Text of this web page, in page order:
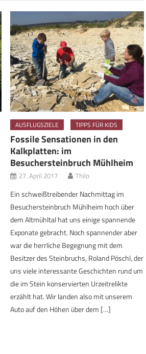
AUSFLUGSZIELE TIPPS FÜR KIDS
Fossile Sensationen in den
Kalkplatten: im
Besuchersteinbruch Mühlheim
27. April 2017 Thilo
Ein schweißtreibender Nachmittag im
Besuchersteinbruch Mühlheim hoch über
dem Altmühltal hat uns einige spannende
Exponate gebracht. Noch spannender aber
war die herrliche Begegnung mit dem
Besitzer des Steinbruchs, Roland Pöschl, der
uns viele interessante Geschichten rund um
die im Stein konservierten Urzeitrelikte
erzählt hat. Wir landen also mit unserem
Auto auf den Höhen über dem […]